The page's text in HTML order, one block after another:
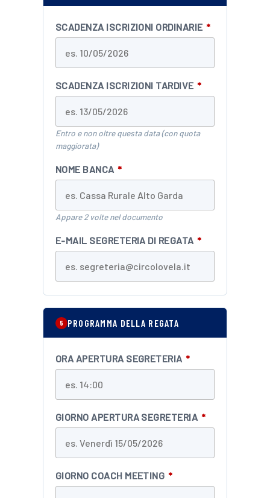
SCADENZA ISCRIZIONI ORDINARIE *
SCADENZA ISCRIZIONI TARDIVE *
Entro e non oltre questa data (con quota
maggiorata)
NOME BANCA *
Appare 2 volte nel documento
E-MAIL SEGRETERIA DI REGATA *
5 PROGRAMMA DELLA REGATA
ORA APERTURA SEGRETERIA *
GIORNO APERTURA SEGRETERIA *
GIORNO COACH MEETING *